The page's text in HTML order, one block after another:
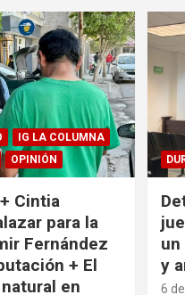
IG LA COLUMNA
OPINIÓN
Cintia
para la
Fernández
+ El
en
y
6